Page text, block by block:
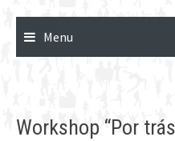
Menu
Workshop “Por